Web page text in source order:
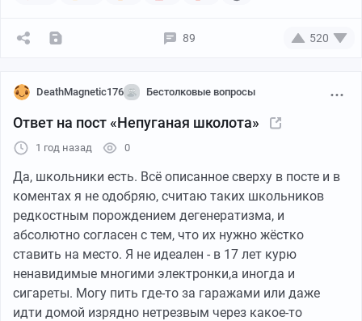
89 520
DeathMagnetic176 Бестолковые вопросы
Ответ на пост «Непуганая школота»
1 год назад 0
Да, школьники есть. Всё описанное сверху в посте и в
коментах я не одобряю, считаю таких школьников
редкостным порождением дегенератизма, и
абсолютно согласен с тем, что их нужно жёстко
ставить на место. Я не идеален - в 17 лет курю
ненавидимые многими электронки,а иногда и
сигареты. Могу пить где-то за гаражами или даже
идти домой изрядно нетрезвым через какое-то